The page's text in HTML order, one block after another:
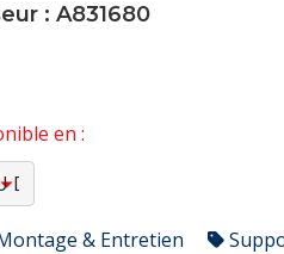
: A831680
en :
& Entretien